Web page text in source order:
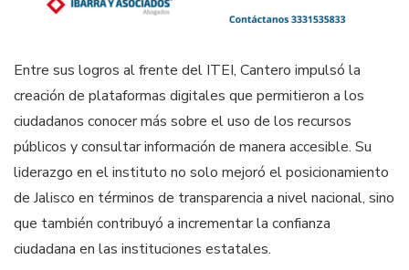
Entre sus logros al frente del ITEI, Cantero impulsó la
creación de plataformas digitales que permitieron a los
ciudadanos conocer más sobre el uso de los recursos
públicos y consultar información de manera accesible. Su
liderazgo en el instituto no solo mejoró el posicionamiento
de Jalisco en términos de transparencia a nivel nacional, sino
que también contribuyó a incrementar la confianza
ciudadana en las instituciones estatales.